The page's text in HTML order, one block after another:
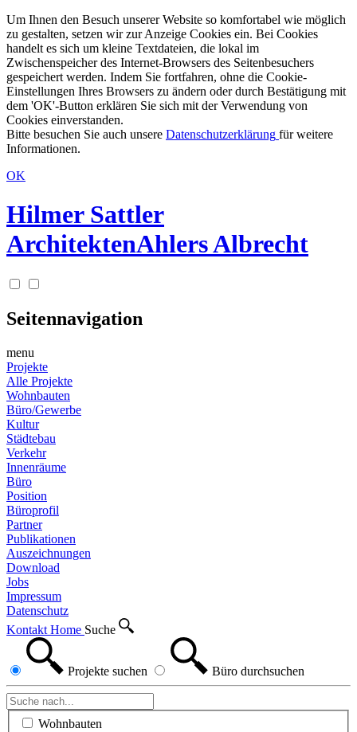
Um Ihnen den Besuch unserer Website so komfortabel wie möglich
zu gestalten, setzen wir zur Anzeige Cookies ein. Bei Cookies
handelt es sich um kleine Textdateien, die lokal im
Zwischenspeicher des Internet-Browsers des Seitenbesuchers
gespeichert werden. Indem Sie fortfahren, ohne die Cookie-
Einstellungen Ihres Browsers zu ändern oder durch Bestätigung mit
dem 'OK'-Button erklären Sie sich mit der Verwendung von
Cookies einverstanden.
Bitte besuchen Sie auch unsere Datenschutzerklärung für weitere
Informationen.
OK
Hilmer Sattler
ArchitektenAhlers Albrecht
Seitennavigation
menu
Projekte
Alle Projekte
Wohnbauten
Büro/Gewerbe
Kultur
Städtebau
Verkehr
Innenräume
Büro
Position
Büroprofil
Partner
Publikationen
Auszeichnungen
Download
Jobs
Impressum
Datenschutz
Kontakt Home Suche
Projekte suchen Büro durchsuchen
Wohnbauten